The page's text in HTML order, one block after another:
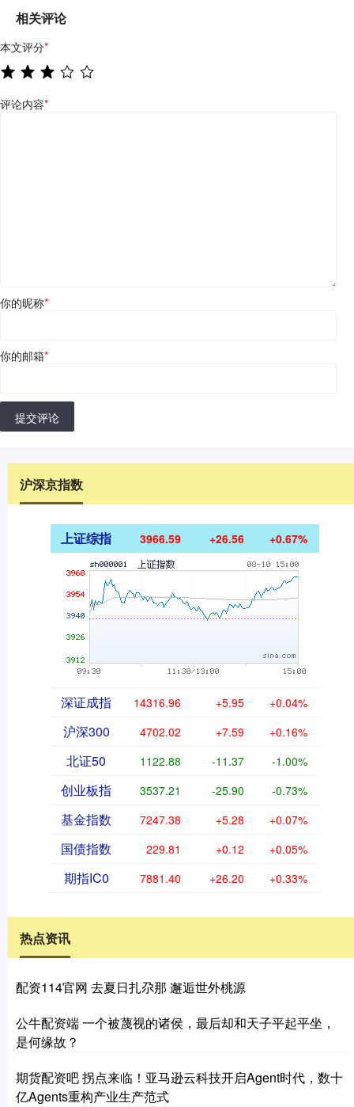
相关评论
本文评分*
评论内容*
你的昵称*
你的邮箱*
提交评论
沪深京指数
上证综指 3966.59 +26.56 +0.67%
深证成指 14316.96 +5.95 +0.04%
沪深300 4702.02 +7.59 +0.16%
北证50 1122.88 -11.37 -1.00%
创业板指 3537.21 -25.90 -0.73%
基金指数 7247.38 +5.28 +0.07%
国债指数 229.81 +0.12 +0.05%
期指IC0 7881.40 +26.20 +0.33%
热点资讯
配资114官网 去夏日扎尕那 邂逅世外桃源
公牛配资端 一个被蔑视的诸侯，最后却和天子平起平坐，
是何缘故？
期货配资吧 拐点来临！亚马逊云科技开启Agent时代，数十
亿Agents重构产业生产范式